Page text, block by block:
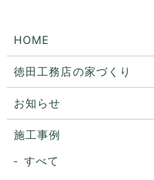
HOME
徳田工務店の家づくり
お知らせ
施工事例
すべて